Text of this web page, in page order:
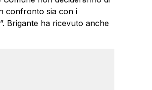
confronto sia con i
Brigante ha ricevuto anche